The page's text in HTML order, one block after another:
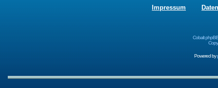
Impressum
Cobalt
Powered by